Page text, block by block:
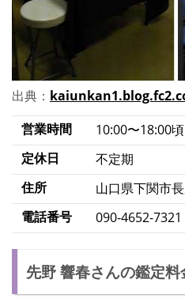
出典：
営業時間
10:00〜18:00頃
定休日
不定期
住所
山口県下関市
電話番号
090-4652-7321
先野 響春さんの鑑定料